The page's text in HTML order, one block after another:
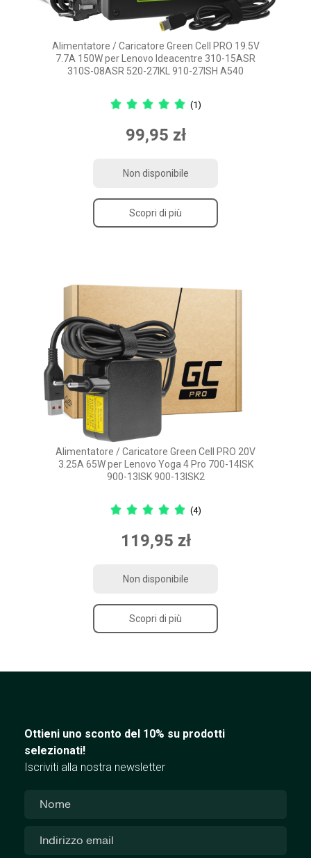
Alimentatore / Caricatore Green Cell PRO 19.5V
7.7A 150W per Lenovo Ideacentre 310-15ASR
310S-08ASR 520-27IKL 910-27ISH A540
(1)
99,95 zł
Non disponibile
Scopri di più
Alimentatore / Caricatore Green Cell PRO 20V
3.25A 65W per Lenovo Yoga 4 Pro 700-14ISK
900-13ISK 900-13ISK2
(4)
119,95 zł
Non disponibile
Scopri di più
Ottieni uno sconto del 10% su prodotti
selezionati!
Iscriviti alla nostra newsletter